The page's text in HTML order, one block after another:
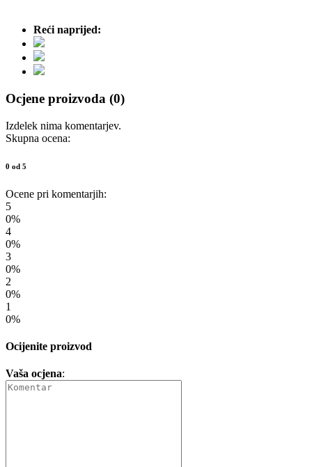
Reći naprijed:
Ocjene proizvoda (0)
Izdelek nima komentarjev.
Skupna ocena:
0 od 5
Ocene pri komentarjih:
5
0%
4
0%
3
0%
2
0%
1
0%
Ocijenite proizvod
Vaša ocjena: